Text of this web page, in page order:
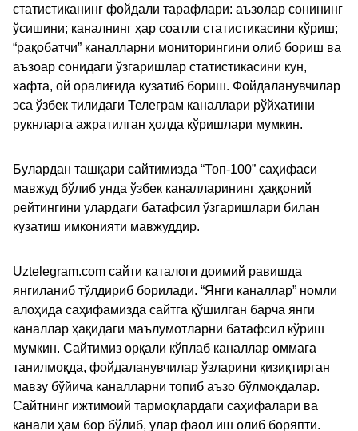
статистиканинг фойдали тарафлари: аъзолар сонининг
ўсишини; каналнинг ҳар соатли статистикасини кўриш;
“рақобатчи” каналларни мониторингини олиб бориш ва
аъзоар сонидаги ўзгаришлар статистикасини кун,
хафта, ой оралиғида кузатиб бориш. Фойдаланувчилар
эса ўзбек тилидаги Телеграм каналлари рўйхатини
рукнларга ажратилган ҳолда кўришлари мумкин.
Булардан ташқари сайтимизда “Топ-100” саҳифаси
мавжуд бўлиб унда ўзбек каналларининг ҳаққоний
рейтингини улардаги батафсил ўзгаришлари билан
кузатиш имконияти мавжуддир.
Uztelegram.com сайти каталоги доимий равишда
янгиланиб тўлдириб борилади. “Янги каналлар” номли
алоҳида саҳифамизда сайтга қўшилган барча янги
каналлар ҳақидаги маълумотларни батафсил кўриш
мумкин. Сайтимиз орқали кўплаб каналлар оммага
танилмоқда, фойдаланувчилар ўзларини қизиқтирган
мавзу бўйича каналларни топиб аъзо бўлмоқдалар.
Сайтнинг ижтимоий тармоқлардаги саҳифалари ва
канали ҳам бор бўлиб, улар фаол иш олиб боряпти.